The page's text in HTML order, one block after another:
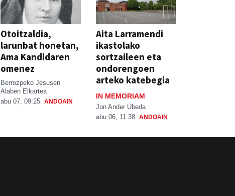
Otoitzaldia,
larunbat honetan,
Ama Kandidaren
omenez
Berrozpeko Jesusen
Alaben Elkartea
abu 07, 09:25 ANDOAIN
Aita Larramendi
ikastolako
sortzaileen eta
ondorengoen
arteko katebegia
IN MEMORIAM
Jon Ander Ubeda
abu 06, 11:38 ANDOAIN